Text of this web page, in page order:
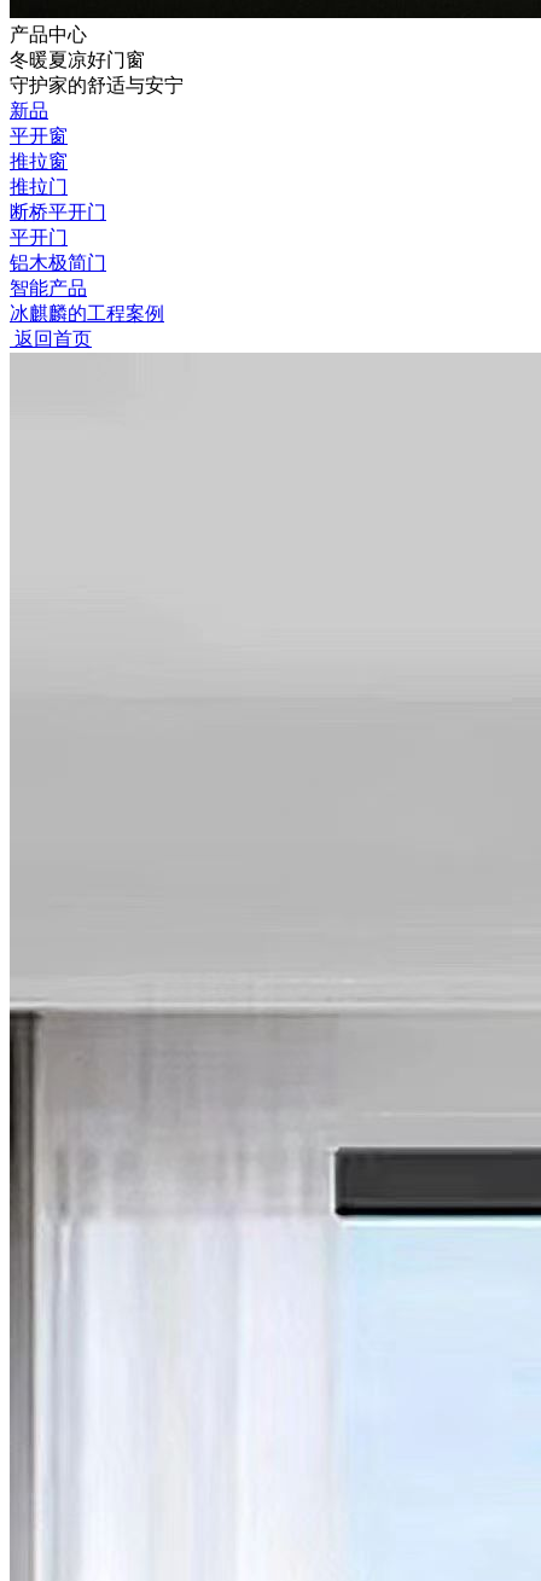
产品中心
冬暖夏凉好门窗
守护家的舒适与安宁
新品
平开窗
推拉窗
推拉门
断桥平开门
平开门
铝木极简门
智能产品
冰麒麟的工程案例
返回首页